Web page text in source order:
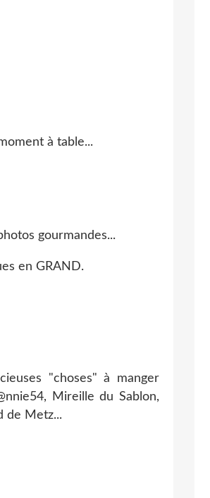
à table...
gourmandes...
en GRAND.
"choses" à manger
Mireille du Sablon,
de Metz...